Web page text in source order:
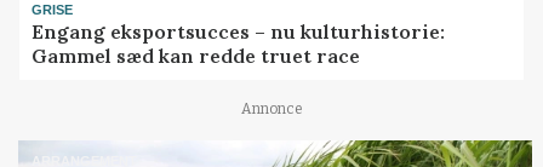
GRISE
Engang eksportsucces – nu kulturhistorie:
Gammel sæd kan redde truet race
Annonce
ARRANGEMENT